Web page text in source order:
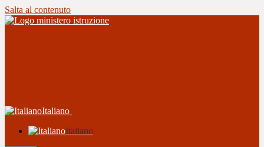
Salta al contenuto
Italiano
Italiano